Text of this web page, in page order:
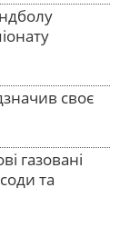
своє
газовані
та